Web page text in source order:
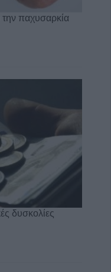
παχυσαρκία
δυσκολίες